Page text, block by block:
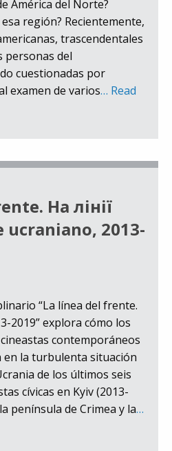
América del Norte?
región? Recientemente,
trascendentales
personas del
cuestionadas por
examen de varios… Read
На лінії
ucraniano, 2013-
“La línea del frente.
2019” explora cómo los
contemporáneos
la turbulenta situación
de los últimos seis
cívicas en Kyiv (2013-
península de Crimea y la…